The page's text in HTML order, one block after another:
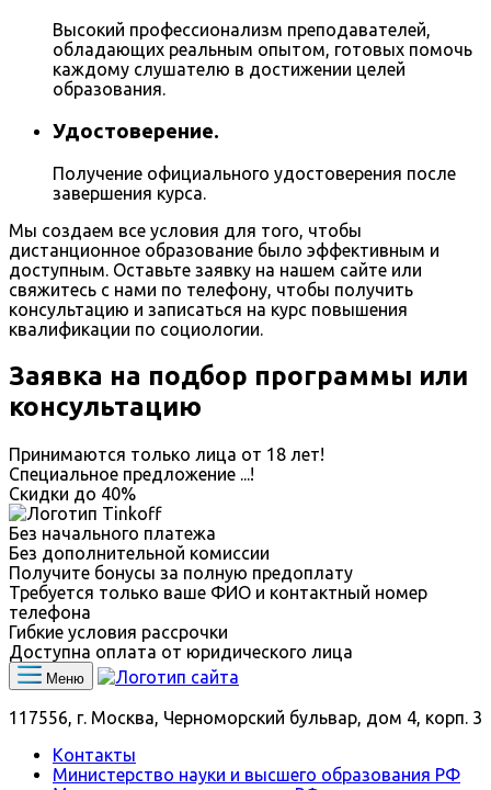
Высокий профессионализм преподавателей,
обладающих реальным опытом, готовых помочь
каждому слушателю в достижении целей
образования.
Удостоверение.
Получение официального удостоверения после
завершения курса.
Мы создаем все условия для того, чтобы
дистанционное образование было эффективным и
доступным. Оставьте заявку на нашем сайте или
свяжитесь с нами по телефону, чтобы получить
консультацию и записаться на курс повышения
квалификации по социологии.
Заявка на подбор программы или
консультацию
Принимаются только лица от 18 лет!
Специальное предложение ...!
Скидки до 40%
Без начального платежа
Без дополнительной комиссии
Получите бонусы за полную предоплату
Требуется только ваше ФИО и контактный номер
телефона
Гибкие условия рассрочки
Доступна оплата от юридического лица
Меню
117556, г. Москва, Черноморский бульвар, дом 4, корп. 3
Контакты
Министерство науки и высшего образования РФ